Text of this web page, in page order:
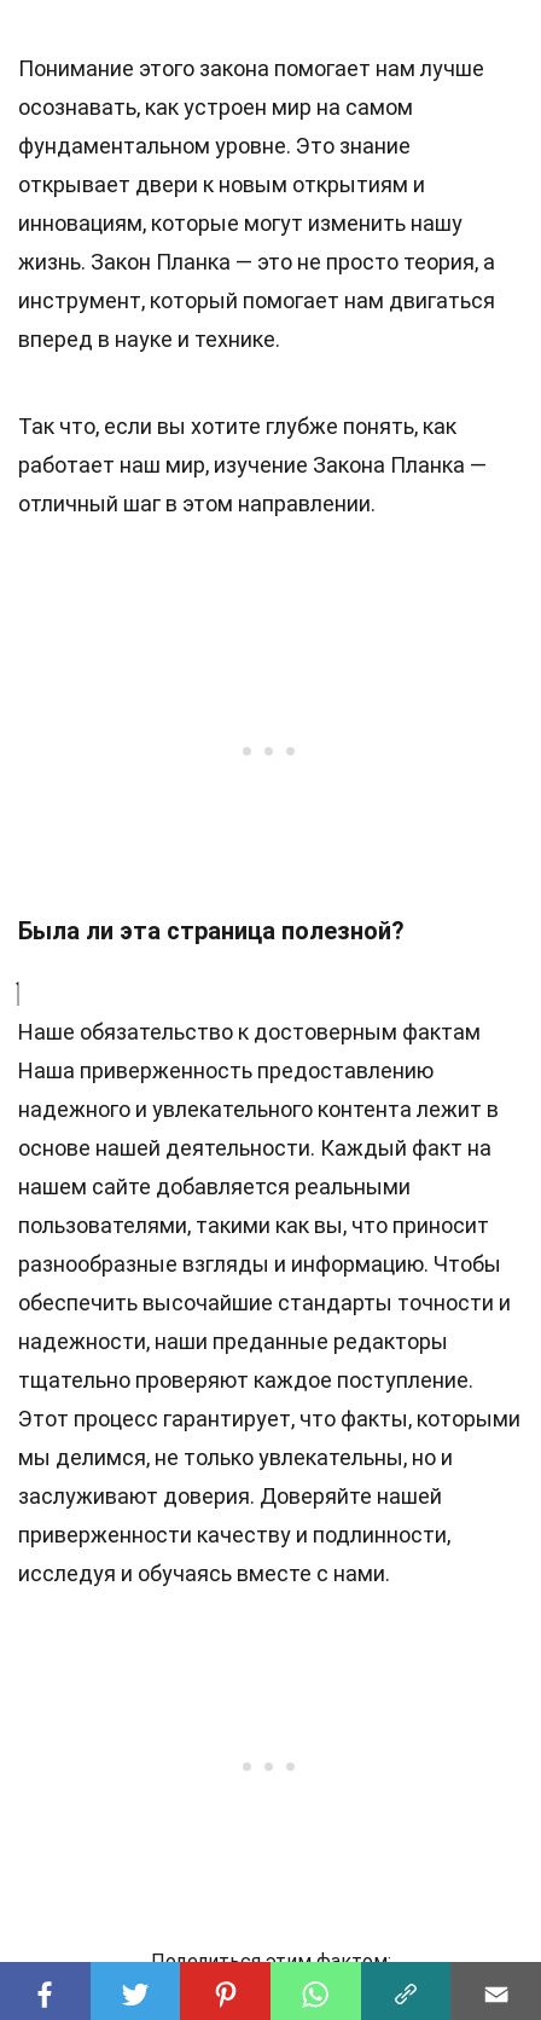
Понимание этого закона помогает нам лучше
осознавать, как устроен мир на самом
фундаментальном уровне. Это знание
открывает двери к новым открытиям и
инновациям, которые могут изменить нашу
жизнь. Закон Планка — это не просто теория, а
инструмент, который помогает нам двигаться
вперед в науке и технике.
Так что, если вы хотите глубже понять, как
работает наш мир, изучение Закона Планка —
отличный шаг в этом направлении.
Была ли эта страница полезной?
Наше обязательство к достоверным фактам
Наша приверженность предоставлению
надежного и увлекательного контента лежит в
основе нашей деятельности. Каждый факт на
нашем сайте добавляется реальными
пользователями, такими как вы, что приносит
разнообразные взгляды и информацию. Чтобы
обеспечить высочайшие стандарты точности и
надежности, наши преданные редакторы
тщательно проверяют каждое поступление.
Этот процесс гарантирует, что факты, которыми
мы делимся, не только увлекательны, но и
заслуживают доверия. Доверяйте нашей
приверженности качеству и подлинности,
исследуя и обучаясь вместе с нами.
Поделиться этим фактом: